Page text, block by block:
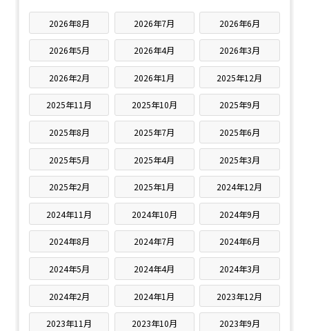
2026年8月 2026年7月 2026年6月
2026年5月 2026年4月 2026年3月
2026年2月 2026年1月 2025年12月
2025年11月 2025年10月 2025年9月
2025年8月 2025年7月 2025年6月
2025年5月 2025年4月 2025年3月
2025年2月 2025年1月 2024年12月
2024年11月 2024年10月 2024年9月
2024年8月 2024年7月 2024年6月
2024年5月 2024年4月 2024年3月
2024年2月 2024年1月 2023年12月
2023年11月 2023年10月 2023年9月